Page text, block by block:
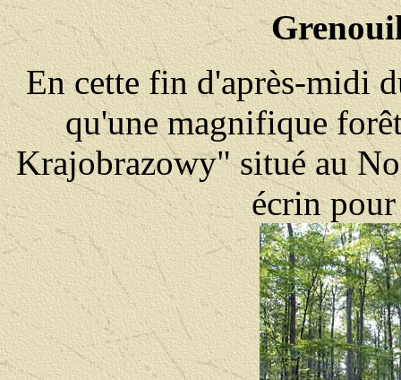
En cette fin d'après-midi
qu'une magnifique
Krajobrazowy" situé au
écrin